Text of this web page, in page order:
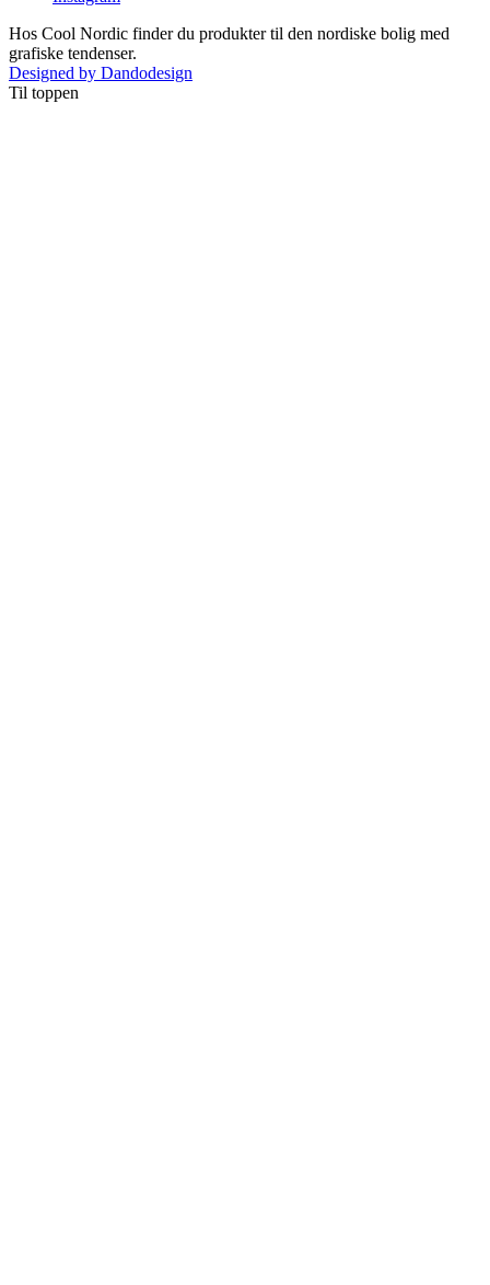
Hos Cool Nordic finder du produkter til den nordiske bolig med
grafiske tendenser.
Designed by Dandodesign
Til toppen